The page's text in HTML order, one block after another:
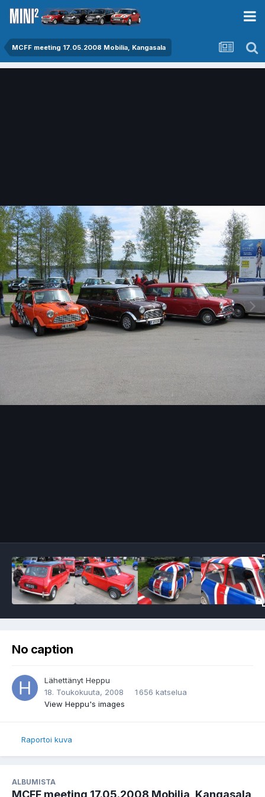
MCFF meeting 17.05.2008 Mobilia, Kangasala
No caption
Lähettänyt Heppu
18. Toukokuuta, 2008
1 656 katselua
View Heppu's images
Raportoi kuva
ALBUMISTA
MCFF meeting 17.05.2008 Mobilia, Kangasala